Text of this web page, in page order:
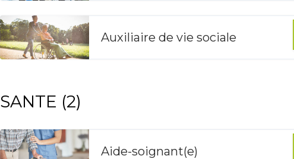
Auxiliaire de vie sociale
SANTE (2)
Aide-soignant(e)